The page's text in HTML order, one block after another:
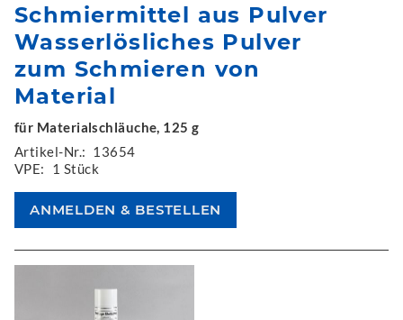
Schmiermittel aus Pulver
Wasserlösliches Pulver
zum Schmieren von
Material
für Materialschläuche, 125 g
Artikel-Nr.: 13654
VPE:
1 Stück